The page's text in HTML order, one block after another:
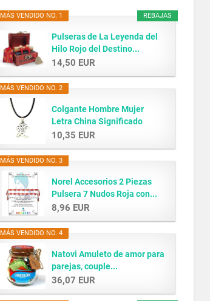
REBAJAS
MÁS VENDIDO NO. 1
Pulseras de La Leyenda del
Hilo Rojo del Destino...
14,50 EUR
MÁS VENDIDO NO. 2
Colgante Hombre Mujer
Letra China Significado
AMOR...
10,35 EUR
MÁS VENDIDO NO. 3
Norel Accesorios 2 Piezas
Pulsera 7 Nudos Roja con...
8,96 EUR
MÁS VENDIDO NO. 4
Natovi Amuleto de amor para
parejas, couple...
36,07 EUR